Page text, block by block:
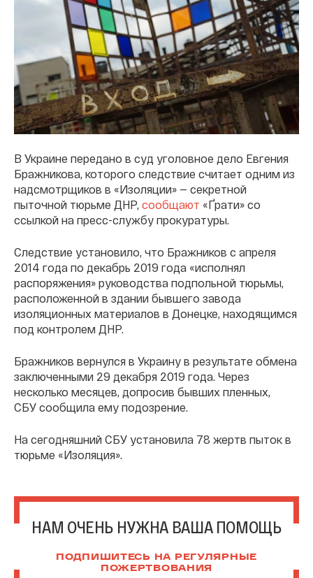
В Украине передано в суд уголовное дело Евгения
Бражникова, которого следствие считает одним из
надсмотрщиков в «Изоляции» — секретной
пыточной тюрьме ДНР, сообщают «Ґрати» со
ссылкой на пресс-службу прокуратуры.
Следствие установило, что Бражников с апреля
2014 года по декабрь 2019 года «исполнял
распоряжения» руководства подпольной тюрьмы,
расположенной в здании бывшего завода
изоляционных материалов в Донецке, находящимся
под контролем ДНР.
Бражников вернулся в Украину в результате обмена
заключенными 29 декабря 2019 года. Через
несколько месяцев, допросив бывших пленных,
СБУ сообщила ему подозрение.
На сегодняшний СБУ установила 78 жертв пыток в
тюрьме «Изоляция».
НАМ ОЧЕНЬ НУЖНА ВАША ПОМОЩЬ
ПОДПИШИТЕСЬ НА РЕГУЛЯРНЫЕ
ПОЖЕРТВОВАНИЯ